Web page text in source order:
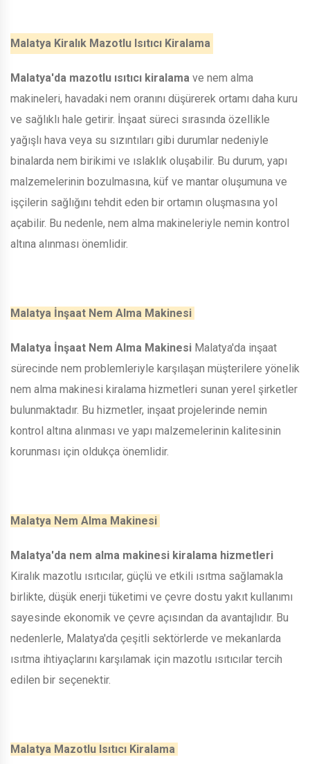
Malatya Kiralık Mazotlu Isıtıcı Kiralama
Malatya'da mazotlu ısıtıcı kiralama ve nem alma
makineleri, havadaki nem oranını düşürerek ortamı daha kuru
ve sağlıklı hale getirir. İnşaat süreci sırasında özellikle
yağışlı hava veya su sızıntıları gibi durumlar nedeniyle
binalarda nem birikimi ve ıslaklık oluşabilir. Bu durum, yapı
malzemelerinin bozulmasına, küf ve mantar oluşumuna ve
işçilerin sağlığını tehdit eden bir ortamın oluşmasına yol
açabilir. Bu nedenle, nem alma makineleriyle nemin kontrol
altına alınması önemlidir.
Malatya İnşaat Nem Alma Makinesi
Malatya İnşaat Nem Alma Makinesi Malatya'da inşaat
sürecinde nem problemleriyle karşılaşan müşterilere yönelik
nem alma makinesi kiralama hizmetleri sunan yerel şirketler
bulunmaktadır. Bu hizmetler, inşaat projelerinde nemin
kontrol altına alınması ve yapı malzemelerinin kalitesinin
korunması için oldukça önemlidir.
Malatya Nem Alma Makinesi
Malatya'da nem alma makinesi kiralama hizmetleri
Kiralık mazotlu ısıtıcılar, güçlü ve etkili ısıtma sağlamakla
birlikte, düşük enerji tüketimi ve çevre dostu yakıt kullanımı
sayesinde ekonomik ve çevre açısından da avantajlıdır. Bu
nedenlerle, Malatya'da çeşitli sektörlerde ve mekanlarda
ısıtma ihtiyaçlarını karşılamak için mazotlu ısıtıcılar tercih
edilen bir seçenektir.
Malatya Mazotlu Isıtıcı Kiralama